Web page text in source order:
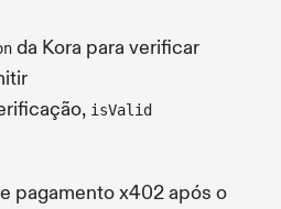
da Kora para verificar
isValid
pagamento x402 após o